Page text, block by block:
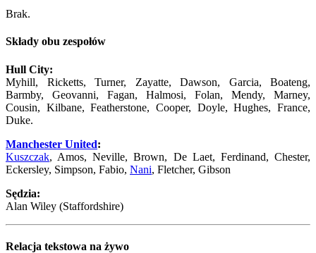
Brak.
Składy obu zespołów
Hull City:
Myhill, Ricketts, Turner, Zayatte, Dawson, Garcia, Boateng,
Barmby, Geovanni, Fagan, Halmosi, Folan, Mendy, Marney,
Cousin, Kilbane, Featherstone, Cooper, Doyle, Hughes, France,
Duke.
Manchester United:
Kuszczak, Amos, Neville, Brown, De Laet, Ferdinand, Chester,
Eckersley, Simpson, Fabio, Nani, Fletcher, Gibson
Sędzia:
Alan Wiley (Staffordshire)
Relacja tekstowa na żywo